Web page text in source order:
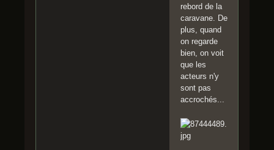
rebord de la
caravane. De
plus, quand
on regarde
bien, on voit
que les
acteurs n'y
sont pas
accrochés...